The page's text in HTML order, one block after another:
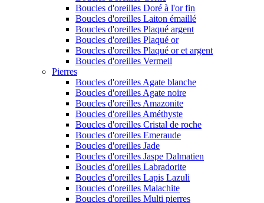
Boucles d'oreilles Doré à l'or fin
Boucles d'oreilles Laiton émaillé
Boucles d'oreilles Plaqué argent
Boucles d'oreilles Plaqué or
Boucles d'oreilles Plaqué or et argent
Boucles d'oreilles Vermeil
Pierres
Boucles d'oreilles Agate blanche
Boucles d'oreilles Agate noire
Boucles d'oreilles Amazonite
Boucles d'oreilles Améthyste
Boucles d'oreilles Cristal de roche
Boucles d'oreilles Emeraude
Boucles d'oreilles Jade
Boucles d'oreilles Jaspe Dalmatien
Boucles d'oreilles Labradorite
Boucles d'oreilles Lapis Lazuli
Boucles d'oreilles Malachite
Boucles d'oreilles Multi pierres